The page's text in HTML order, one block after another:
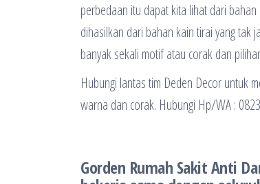
perbedaan itu dapat kita lihat dari
dihasilkan dari bahan kain tirai yang tak
banyak sekali motif atau corak dan
Hubungi lantas tim Deden Decor untuk
warna dan corak. Hubungi Hp/WA :
Gorden Rumah Sakit Anti